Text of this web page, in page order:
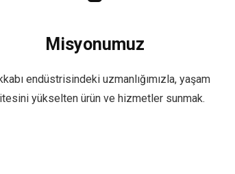
Misyonumuz
endüstrisindeki uzmanlığımızla, yaşam
yükselten ürün ve hizmetler sunmak.